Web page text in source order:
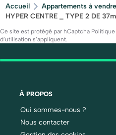
Accueil Appartements à vendre
HYPER CENTRE _ TYPE 2 DE
Ce site est protégé par hCaptcha
d’utilisation s’appliquent.
À PROPOS
Qui sommes-nous ?
Nous contacter